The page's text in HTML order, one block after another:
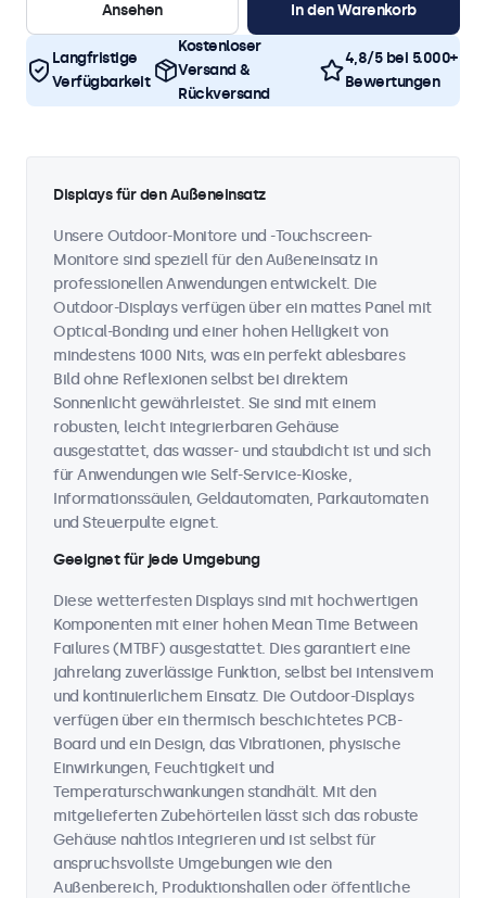
Ansehen
In den Warenkorb
Langfristige
Verfügbarkeit
Kostenloser
Versand &
Rückversand
4,8/5 bei 5.000+
Bewertungen
Displays für den Außeneinsatz
Unsere Outdoor-Monitore und -Touchscreen-
Monitore sind speziell für den Außeneinsatz in
professionellen Anwendungen entwickelt. Die
Outdoor-Displays verfügen über ein mattes Panel mit
Optical-Bonding und einer hohen Helligkeit von
mindestens 1000 Nits, was ein perfekt ablesbares
Bild ohne Reflexionen selbst bei direktem
Sonnenlicht gewährleistet. Sie sind mit einem
robusten, leicht integrierbaren Gehäuse
ausgestattet, das wasser- und staubdicht ist und sich
für Anwendungen wie Self-Service-Kioske,
Informationssäulen, Geldautomaten, Parkautomaten
und Steuerpulte eignet.
Geeignet für jede Umgebung
Diese wetterfesten Displays sind mit hochwertigen
Komponenten mit einer hohen Mean Time Between
Failures (MTBF) ausgestattet. Dies garantiert eine
jahrelang zuverlässige Funktion, selbst bei intensivem
und kontinuierlichem Einsatz. Die Outdoor-Displays
verfügen über ein thermisch beschichtetes PCB-
Board und ein Design, das Vibrationen, physische
Einwirkungen, Feuchtigkeit und
Temperaturschwankungen standhält. Mit den
mitgelieferten Zubehörteilen lässt sich das robuste
Gehäuse nahtlos integrieren und ist selbst für
anspruchsvollste Umgebungen wie den
Außenbereich, Produktionshallen oder öffentliche